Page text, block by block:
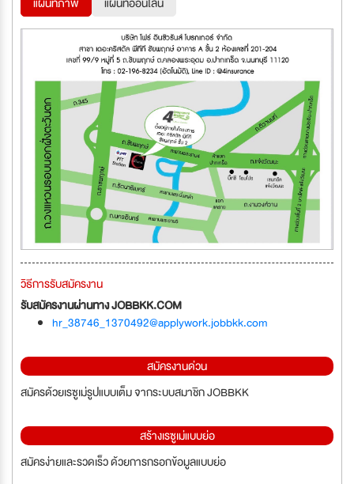
วิธีการรับสมัครงาน
รับสมัครงานผ่านทาง JOBBKK.COM
hr_38746_1370492@applywork.jobbkk.com
สมัครงานด่วน
สมัครด้วยเรซูเม่รูปแบบเต็ม จากระบบสมาชิก JOBBKK
สร้างเรซูเม่แบบย่อ
สมัครง่ายและรวดเร็ว ด้วยการกรอกข้อมูลแบบย่อ